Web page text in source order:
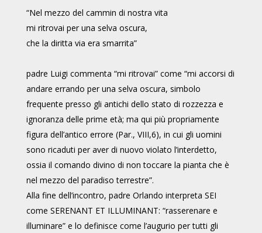
“Nel mezzo del cammin di nostra vita
mi ritrovai per una selva oscura,
che la diritta via era smarrita”
padre Luigi commenta “mi ritrovai” come “mi accorsi di
andare errando per una selva oscura, simbolo
frequente presso gli antichi dello stato di rozzezza e
ignoranza delle prime età; ma qui più propriamente
figura dell’antico errore (Par., VIII,6), in cui gli uomini
sono ricaduti per aver di nuovo violato l’interdetto,
ossia il comando divino di non toccare la pianta che è
nel mezzo del paradiso terrestre”.
Alla fine dell’incontro, padre Orlando interpreta SEI
come SERENANT ET ILLUMINANT: “rasserenare e
illuminare” e lo definisce come l’augurio per tutti gli